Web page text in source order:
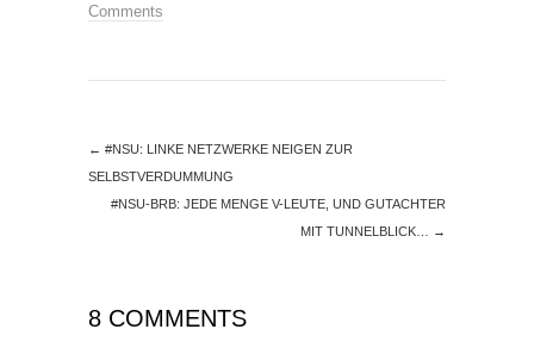
Comments
← #NSU: LINKE NETZWERKE NEIGEN ZUR
SELBSTVERDUMMUNG
#NSU-BRB: JEDE MENGE V-LEUTE, UND GUTACHTER
MIT TUNNELBLICK…
→
8 COMMENTS